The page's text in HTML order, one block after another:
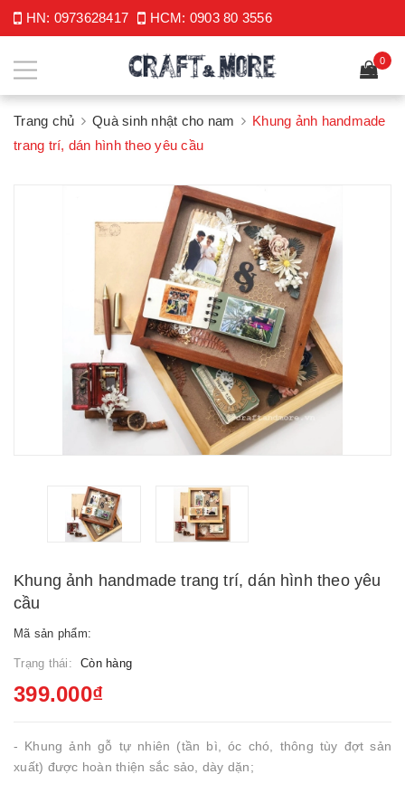
HN: 0973628417 HCM: 0903 80 3556
0
Trang chủ Quà sinh nhật cho nam
Khung ảnh handmade
trang trí, dán hình theo yêu cầu
Khung ảnh handmade trang trí, dán hình theo yêu
cầu
Mã sản phẩm:
Trạng thái: Còn hàng
399.000₫
- Khung ảnh gỗ tự nhiên (tần bì, óc chó, thông tùy đợt sản
xuất) được hoàn thiện sắc sảo, dày dặn;